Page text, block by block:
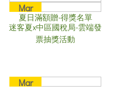
夏日滿額贈-得獎名單
Mar
27
2020
迷客夏x中區國稅局-雲端發
票抽獎活動
Mar